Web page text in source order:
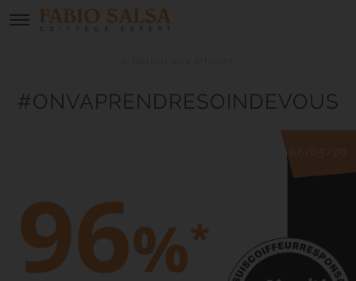
#ONVAPRENDRESOINDEVOUS
06/05/20